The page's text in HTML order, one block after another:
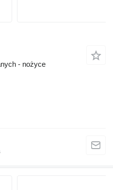
- nożyce